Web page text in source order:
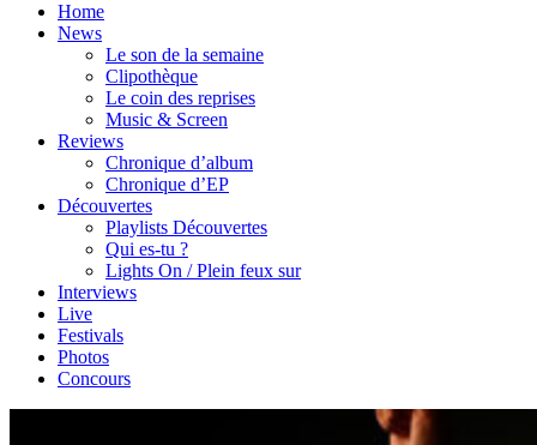
Home
News
Le son de la semaine
Clipothèque
Le coin des reprises
Music & Screen
Reviews
Chronique d’album
Chronique d’EP
Découvertes
Playlists Découvertes
Qui es-tu ?
Lights On / Plein feux sur
Interviews
Live
Festivals
Photos
Concours